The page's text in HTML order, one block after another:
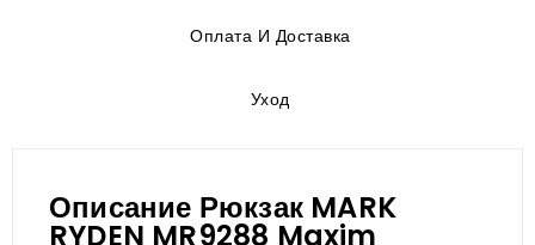
Оплата И Доставка
Уход
Описание Рюкзак MARK
RYDEN MR9288 Maxim